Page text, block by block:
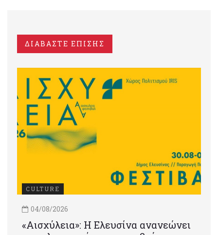
ΔΙΑΒΑΣΤΕ ΕΠΙΣΗΣ
CULTURE
04/08/2026
«Αισχύλεια»: Η Ελευσίνα ανανεώνει